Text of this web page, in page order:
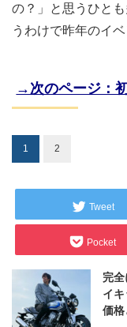
の？」と思うひと
うわけで昨年のイ
→次のページ：
1 2
Tweet
Pocket
完
イ
価格